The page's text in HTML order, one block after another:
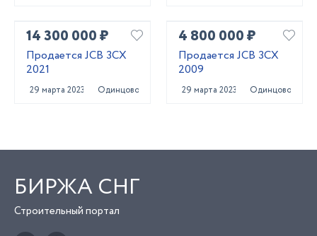
14 300 000 ₽
Продается JCB 3CX
2021
29 марта 2023 Одинцово
4 800 000 ₽
Продается JCB 3CX
2009
29 марта 2023 Одинцово
БИРЖА СНГ
Строительный портал